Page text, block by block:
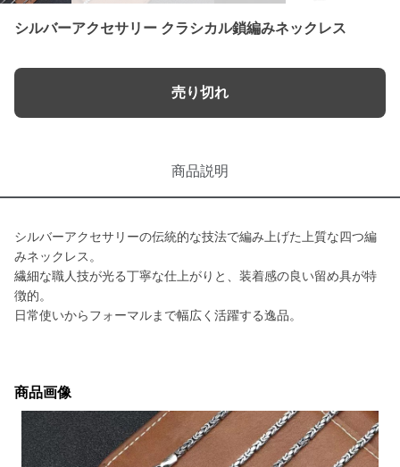
シルバーアクセサリー クラシカル鎖編みネックレス
売り切れ
商品説明
シルバーアクセサリーの伝統的な技法で編み上げた上質な四つ編
みネックレス。
繊細な職人技が光る丁寧な仕上がりと、装着感の良い留め具が特
徴的。
日常使いからフォーマルまで幅広く活躍する逸品。
商品画像